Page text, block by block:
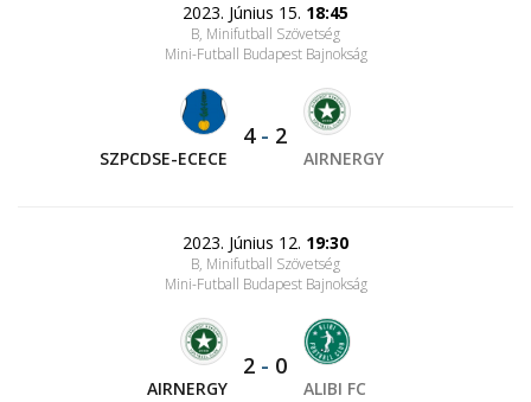
2023. Június 15. 18:45
B, Minifutball Szövetség
Mini-Futball Budapest Bajnokság
SZPCDSE-ECECE
4- 2
AIRNERGY
2023. Június 12. 19:30
B, Minifutball Szövetség
Mini-Futball Budapest Bajnokság
AIRNERGY
2 - 0
ALIBI FC